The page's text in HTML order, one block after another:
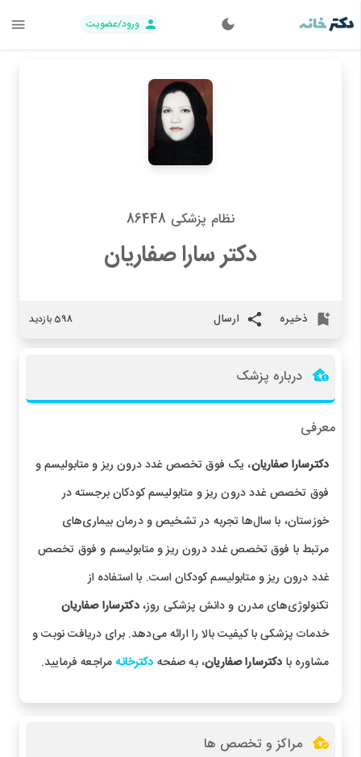
ورود/عضویت
نظام پزشکی 86448
دکتر سارا صفاریان
ذخیره ارسال 598 بازدید
درباره پزشک
معرفی
دکترسارا صفاریان، یک فوق تخصص غدد درون ریز و متابولیسم و
فوق تخصص غدد درون ریز و متابولیسم کودکان برجسته در
خوزستان، با سال‌ها تجربه در تشخیص و درمان بیماری‌های
مرتبط با فوق تخصص غدد درون ریز و متابولیسم و فوق تخصص
غدد درون ریز و متابولیسم کودکان است. با استفاده از
تکنولوژی‌های مدرن و دانش پزشکی روز،دکترسارا صفاریان
خدمات پزشکی با کیفیت بالا را ارائه می‌دهد. برای دریافت نوبت و
مشاوره با دکترسارا صفاریان، به صفحه دکترخانهمراجعه فرمایید.
مراکز و تخصص ها